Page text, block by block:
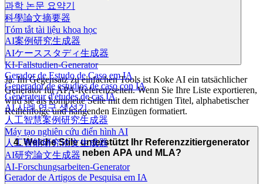
과학 논문 요약기
科學論文摘要器
Tóm tắt tài liệu khoa học
AI案例研究生成器
AIケーススタディ生成器
KI-Fallstudien-Generator
Gerador de Estudo de Caso em IA
Generador de estudios de caso con IA
Générateur d'études de cas IA
AI 사례 연구 생성기
人工智慧案例研究生成器
Máy tạo nghiên cứu điển hình AI
人工智能研究论文生成器
AI研究論文生成器
AI-Forschungsarbeiten-Generator
Gerador de Artigos de Pesquisa em IA
Ja. Im Gegensatz zu einfachen Tools ist Koke AI ein tatsächlicher
Generator für APA-Referenzseiten. Wenn Sie Ihre Liste exportieren,
wird sie als komplette Seite mit dem richtigen Titel, alphabetischer
Reihenfolge und hängenden Einzügen formatiert.
4. Welche Stile unterstützt Ihr Referenzzitiergenerator
neben APA und MLA?